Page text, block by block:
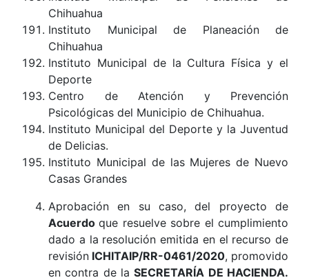
Chihuahua
Instituto Municipal de Planeación de
Chihuahua
Instituto Municipal de la Cultura Física y el
Deporte
Centro de Atención y Prevención
Psicológicas del Municipio de Chihuahua.
Instituto Municipal del Deporte y la Juventud
de Delicias.
Instituto Municipal de las Mujeres de Nuevo
Casas Grandes
Aprobación en su caso, del proyecto de
Acuerdoque resuelve sobre el cumplimiento
dado a la resolución emitida en el recurso de
revisión ICHITAIP/RR-0461/2020, promovido
en contra de laSECRETARÍA DE HACIENDA.